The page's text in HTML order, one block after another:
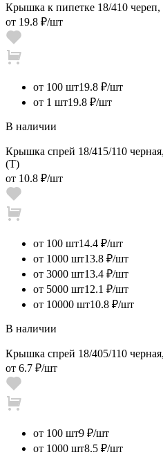
Крышка к пипетке 18/410 череп,
от 19.8 ₽/шт
от 100 шт19.8 ₽/шт
от 1 шт19.8 ₽/шт
В наличии
Крышка спрей 18/415/110
(Т)
от 10.8 ₽/шт
от 100 шт14.4 ₽/шт
от 1000 шт13.8 ₽/шт
от 3000 шт13.4 ₽/шт
от 5000 шт12.1 ₽/шт
от 10000 шт10.8 ₽/шт
В наличии
Крышка спрей 18/405/110
от 6.7 ₽/шт
от 100 шт9 ₽/шт
от 1000 шт8.5 ₽/шт